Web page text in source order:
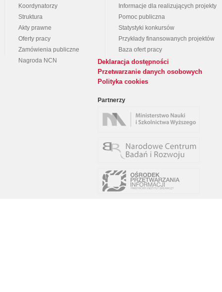
Koordynatorzy
Struktura
Akty prawne
Oferty pracy
Zamówienia publiczne
Nagroda NCN
Informacje dla realizujących projekty
Pomoc publiczna
Statystyki konkursów
Przykłady finansowanych projektów
Baza ofert pracy
Deklaracja dostępności
Przetwarzanie danych osobowych
Polityka cookies
Partnerzy